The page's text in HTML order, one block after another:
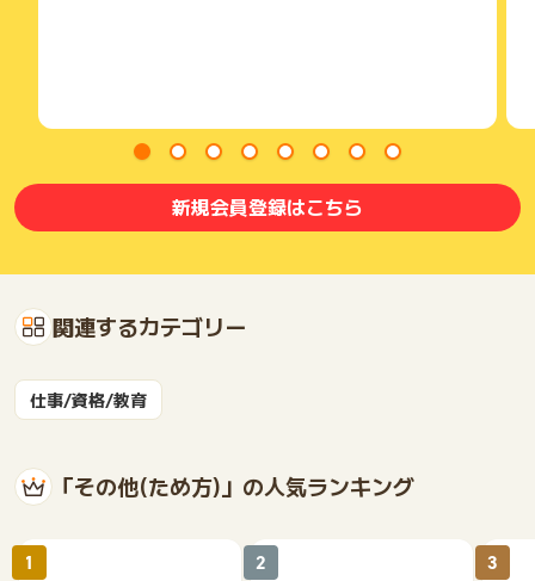
新規会員登録はこちら
関連するカテゴリー
仕事/資格/教育
「その他(ため方)」の人気ランキング
1 2 3